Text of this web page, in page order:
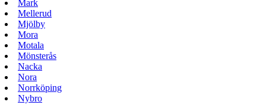
Mark
Mellerud
Mjölby
Mora
Motala
Mönsterås
Nacka
Nora
Norrköping
Nybro